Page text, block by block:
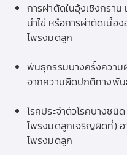
การผ่าตัดในอุ้งเชิงกรา
นำไข่ หรือการผ่าตัดเนื้อ
โพรงมดลูก
พันธุกรรมบางครั้งควา
จากความผิดปกติทางพั
โรคประจำตัวโรคบางชนิ
โพรงมดลูกเจริญผิดที่) อ
โพรงมดลูก